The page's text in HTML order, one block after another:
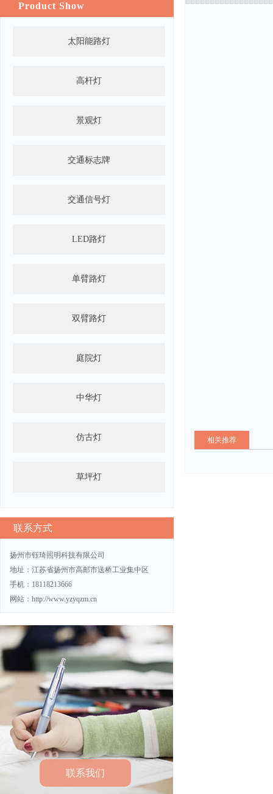
Product Show
太阳能路灯
高杆灯
景观灯
交通标志牌
交通信号灯
LED路灯
单臂路灯
双臂路灯
庭院灯
中华灯
仿古灯
草坪灯
联系方式
扬州市钰琦照明科技有限公司
地址：江苏省扬州市高邮市送桥工业集中区
手机：18118213666
网站：http://www.yzyqzm.cn
联系我们
相关推荐